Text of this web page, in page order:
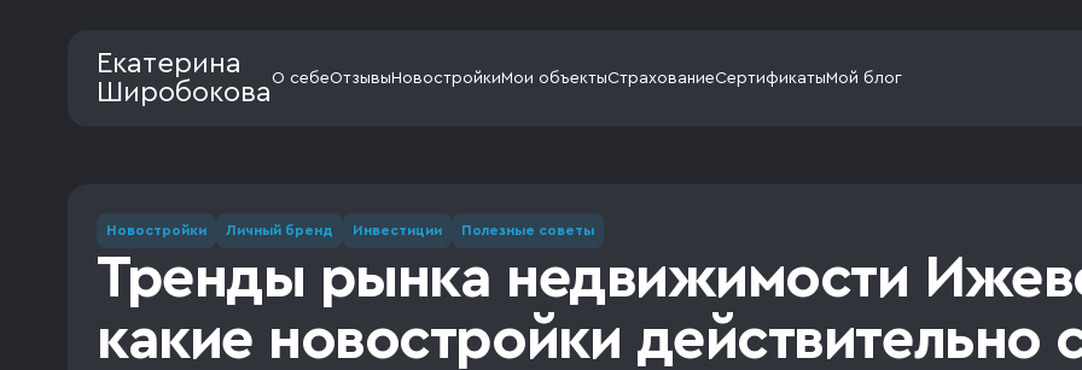
Екатерина
Широбокова О себеОтзывы НовостройкиМои объектыСтрахованиеСертификатыМой блог
Новостройки Личный бренд Инвестиции Полезные советы
Тренды рынка недвижимости
какие новостройки действительно